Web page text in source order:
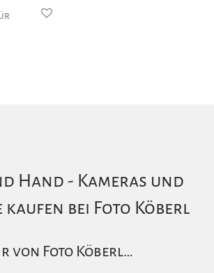
Hand - Kameras und
kaufen bei Foto Köberl
von Foto Köberl…